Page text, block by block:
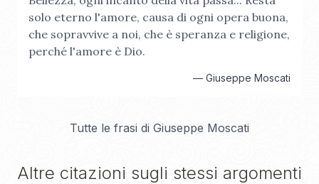
solo eterno l'amore, causa di ogni opera buona,
che sopravvive a noi, che è speranza e religione,
perché l'amore è Dio.
— Giuseppe Moscati
Tutte le frasi di Giuseppe Moscati
Altre citazioni sugli stessi argomenti